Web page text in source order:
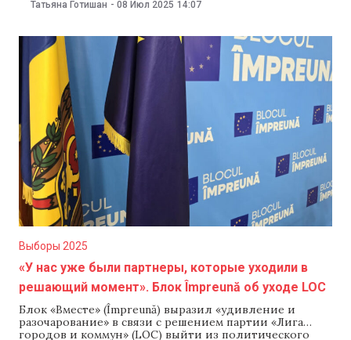
«настоящей проевропейской альтернативой». В своем
заявлении PSDE ответила на обвинения лидера
Партии перемен Штефана Глигора и раскритиковала
блок «Вместе»
Татьяна Готишан - 08 Июл 2025 14:07
Выборы 2025
«У нас уже были партнеры, которые уходили в
решающий момент». Блок Împreună об уходе LOC
Блок «Вместе» (Împreună) выразил «удивление и
разочарование» в связи с решением партии «Лига
городов и коммун» (LOC) выйти из политического